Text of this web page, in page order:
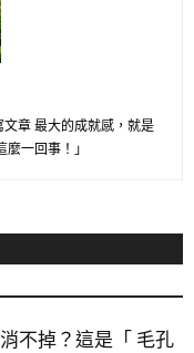
章 最大的成就感，就是
一回事！」
不掉？這是「 毛孔